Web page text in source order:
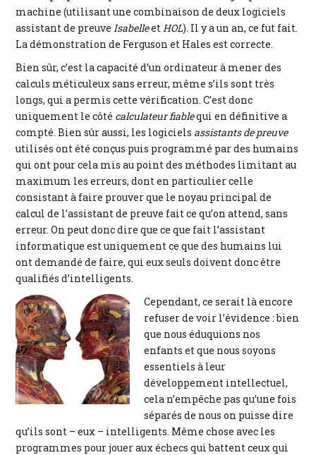
machine (utilisant une combinaison de deux logiciels
assistant de preuve Isabelleet HOL). Il y a un an, ce fut fait.
La démonstration de Ferguson et Hales est correcte.
Bien sûr, c’est la capacité d’un ordinateur à mener des
calculs méticuleux sans erreur, même s’ils sont très
longs, qui a permis cette vérification. C’est donc
uniquement le côté calculateur fiablequi en définitive a
compté. Bien sûr aussi, les logiciels assistants de preuve
utilisés ont été conçus puis programmé par des humains
qui ont pour cela mis au point des méthodes limitant au
maximum les erreurs, dont en particulier celle
consistant à faire prouver que le noyau principal de
calcul de l’assistant de preuve fait ce qu’on attend, sans
erreur. On peut donc dire que ce que fait l’assistant
informatique est uniquement ce que des humains lui
ont demandé de faire, qui eux seuls doivent donc être
qualifiés d’intelligents.
Cependant, ce serait là encore
refuser de voir l’évidence : bien
que nous éduquions nos
enfants et que nous soyons
essentiels à leur
développement intellectuel,
cela n’empêche pas qu’une fois
séparés de nous on puisse dire
qu’ils sont – eux – intelligents. Même chose avec les
programmes pour jouer aux échecs qui battent ceux qui